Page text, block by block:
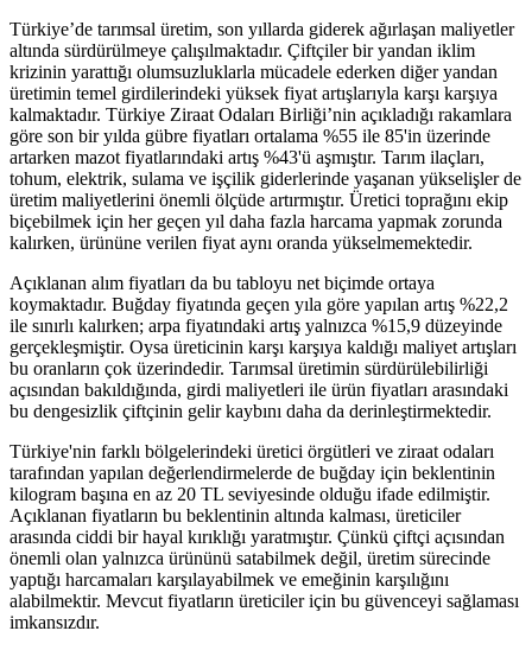
Türkiye’de tarımsal üretim, son yıllarda giderek ağırlaşan maliyetler
altında sürdürülmeye çalışılmaktadır. Çiftçiler bir yandan iklim
krizinin yarattığı olumsuzluklarla mücadele ederken diğer yandan
üretimin temel girdilerindeki yüksek fiyat artışlarıyla karşı karşıya
kalmaktadır. Türkiye Ziraat Odaları Birliği’nin açıkladığı rakamlara
göre son bir yılda gübre fiyatları ortalama %55 ile 85'in üzerinde
artarken mazot fiyatlarındaki artış %43'ü aşmıştır. Tarım ilaçları,
tohum, elektrik, sulama ve işçilik giderlerinde yaşanan yükselişler de
üretim maliyetlerini önemli ölçüde artırmıştır. Üretici toprağını ekip
biçebilmek için her geçen yıl daha fazla harcama yapmak zorunda
kalırken, ürününe verilen fiyat aynı oranda yükselmemektedir.
Açıklanan alım fiyatları da bu tabloyu net biçimde ortaya
koymaktadır. Buğday fiyatında geçen yıla göre yapılan artış %22,2
ile sınırlı kalırken; arpa fiyatındaki artış yalnızca %15,9 düzeyinde
gerçekleşmiştir. Oysa üreticinin karşı karşıya kaldığı maliyet artışları
bu oranların çok üzerindedir. Tarımsal üretimin sürdürülebilirliği
açısından bakıldığında, girdi maliyetleri ile ürün fiyatları arasındaki
bu dengesizlik çiftçinin gelir kaybını daha da derinleştirmektedir.
Türkiye'nin farklı bölgelerindeki üretici örgütleri ve ziraat odaları
tarafından yapılan değerlendirmelerde de buğday için beklentinin
kilogram başına en az 20 TL seviyesinde olduğu ifade edilmiştir.
Açıklanan fiyatların bu beklentinin altında kalması, üreticiler
arasında ciddi bir hayal kırıklığı yaratmıştır. Çünkü çiftçi açısından
önemli olan yalnızca ürününü satabilmek değil, üretim sürecinde
yaptığı harcamaları karşılayabilmek ve emeğinin karşılığını
alabilmektir. Mevcut fiyatların üreticiler için bu güvenceyi sağlaması
imkansızdır.